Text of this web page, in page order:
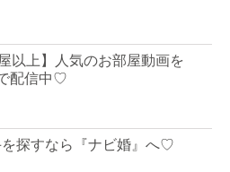
以上】人気のお部屋動画を
配信中♡
探すなら『ナビ婚』へ♡